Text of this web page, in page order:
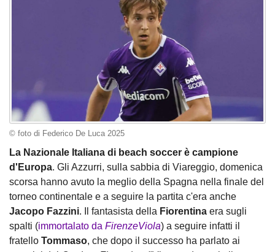
© foto di Federico De Luca 2025
La Nazionale Italiana di beach soccer è campione
d'Europa. Gli Azzurri, sulla sabbia di Viareggio, domenica
scorsa hanno avuto la meglio della Spagna nella finale del
torneo continentale e a seguire la partita c'era anche
Jacopo Fazzini. Il fantasista della Fiorentina era sugli
spalti (immortalato da FirenzeViola) a seguire infatti il
fratello Tommaso, che dopo il successo ha parlato ai